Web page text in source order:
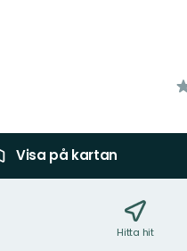
Visa på kartan
Hitta hit